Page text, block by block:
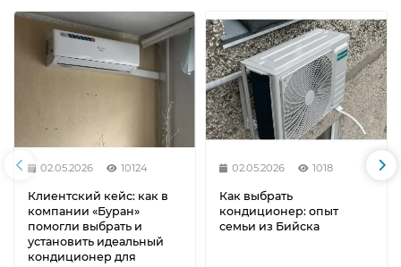
02.05.2026 10124
Клиентский кейс: как в
компании «Буран»
помогли выбрать и
установить идеальный
кондиционер для
02.05.2026 1018
Как выбрать
кондиционер: опыт
семьи из Бийска